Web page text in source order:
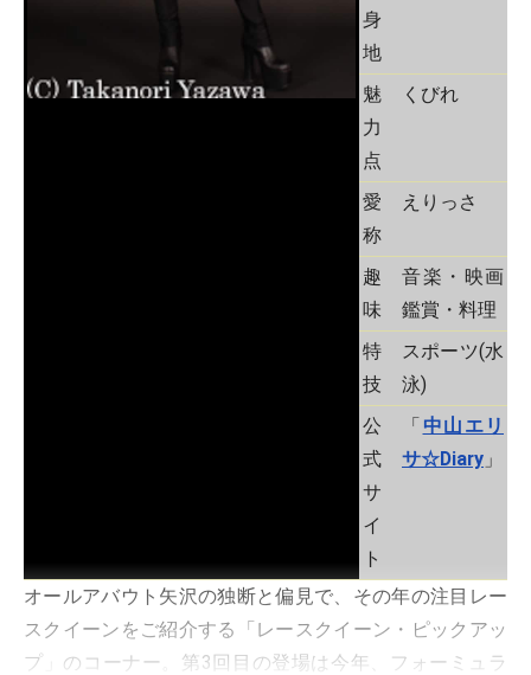
身
地
魅
力
点
くびれ
愛
称
えりっさ
趣
味
音楽・映画
鑑賞・料理
特
技
スポーツ(水
泳)
公
式
サ
イ
ト
「 中山エリ
サ☆Diary 」
オールアバウト矢沢の独断と偏見で、その年の注目レー
スクイーンをご紹介する「レースクイーン・ピックアッ
プ」のコーナー。第3回目の登場は今年、フォーミュラ